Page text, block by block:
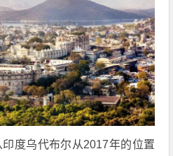
度乌代布尔从2017年的位置